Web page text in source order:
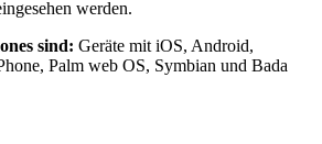
werden.
sind: Geräte mit iOS, Android,
Palm web OS, Symbian und Bada